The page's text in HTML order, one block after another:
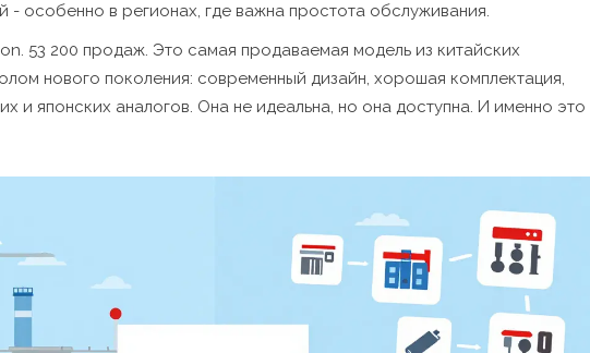
- особенно в регионах, где важна простота обслуживания.
53 200 продаж. Это самая продаваемая модель из китайских
нового поколения: современный дизайн, хорошая комплектация,
и японских аналогов. Она не идеальна, но она доступна. И именно это